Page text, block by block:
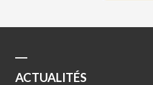
ACTUALITÉS